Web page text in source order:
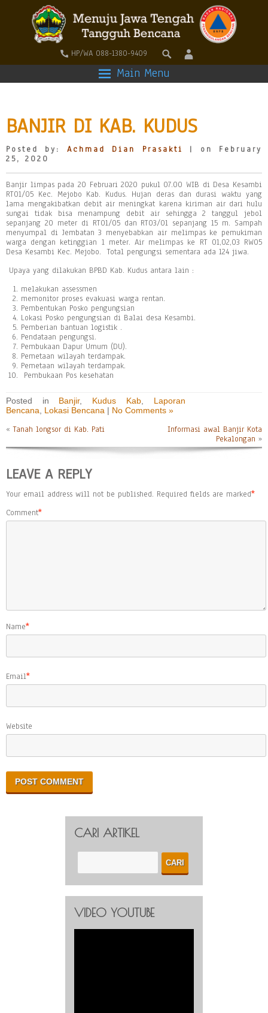
HP/WA 088-1380-9409
Main Menu
BANJIR DI KAB. KUDUS
Posted by: Achmad Dian Prasakti
| on February
25, 2020
Banjir limpas pada 20 Februari 2020 pukul 07.00 WIB di Desa Kesambi
RT01/05 Kec. Mejobo Kab. Kudus. Hujan deras dan durasi waktu yang
lama mengakibatkan debit air meningkat karena kiriman air dari hulu
sungai tidak bisa menampung debit air sehingga 2 tanggul jebol
sepanjang 20 meter di RT01/05 dan RT03/01 sepanjang 15 m. Sampah
menyumpal di Jembatan 3 menyebabkan air melimpas ke pemukiman
warga dengan ketinggian 1 meter. Air melimpas ke RT 01,02,03 RW05
Desa Kesambi Kec. Mejobo. Total pengungsi sementara ada 124 jiwa.
Upaya yang dilakukan BPBD Kab. Kudus antara lain :
melakukan assessmen
memonitor proses evakuasi warga rentan.
Pembentukan Posko pengungsian
Lokasi Posko pengungsian di Balai desa Kesambi.
Pemberian bantuan logistik .
Pendataan pengungsi.
Pembukaan Dapur Umum (DU).
Pemetaan wilayah terdampak.
Pemetaan wilayah terdampak.
Pembukaan Pos kesehatan
Posted in Banjir, Kudus Kab, Laporan
Bencana
Lokasi Bencana | No Comments »
«Tanah longsor di Kab. Pati
Informasi awal Banjir Kota
Pekalongan »
LEAVE A REPLY
Your email address will not be published. Required fields are marked*
Comment*
Name*
Email*
Website
CARI ARTIKEL
VIDEO YOUTUBE